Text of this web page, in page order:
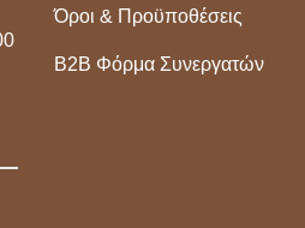
Όροι & Προϋποθέσεις
Β2Β Φόρμα Συνεργατών